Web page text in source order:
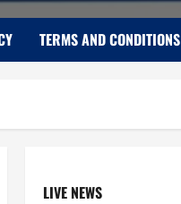
TERMS AND CONDITIONS
LIVE NEWS